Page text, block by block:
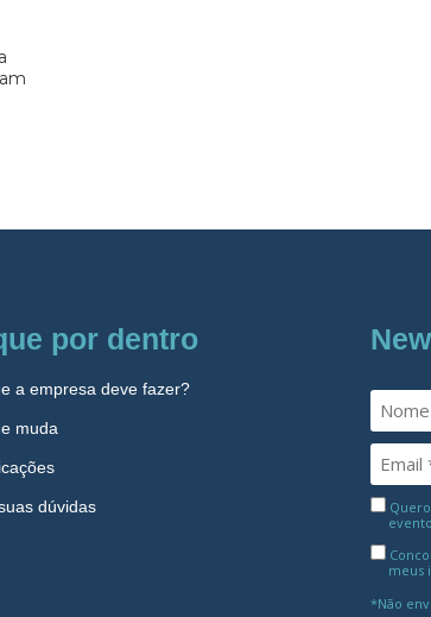
por dentro
a empresa deve fazer?
muda
dúvidas
meus
*Não